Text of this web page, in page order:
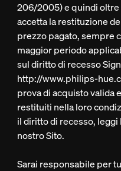
206/2005) e quindi oltre
accetta la restituzione
prezzo pagato, sempre
maggior periodo
sul diritto di recesso
http://www.philips-
prova di acquisto valida
restituiti nella loro
il diritto di recesso,
nostro Sito.
Sarai responsabile per